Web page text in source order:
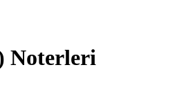
Noterleri